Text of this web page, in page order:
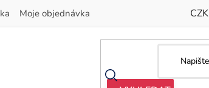
Moje objednávka CZK